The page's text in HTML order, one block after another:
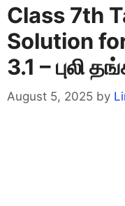
Class 7th
Solution
3.1 – புலி
August 5, 2025 by